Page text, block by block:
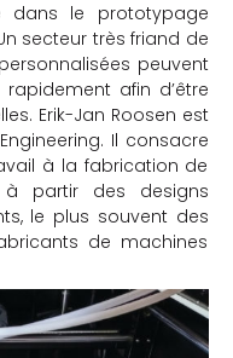
dans le prototypage
secteur très friand de
peuvent
afin d’être
Erik-Jan Roosen est
Il consacre
à la fabrication de
partir des designs
le plus souvent des
de machines